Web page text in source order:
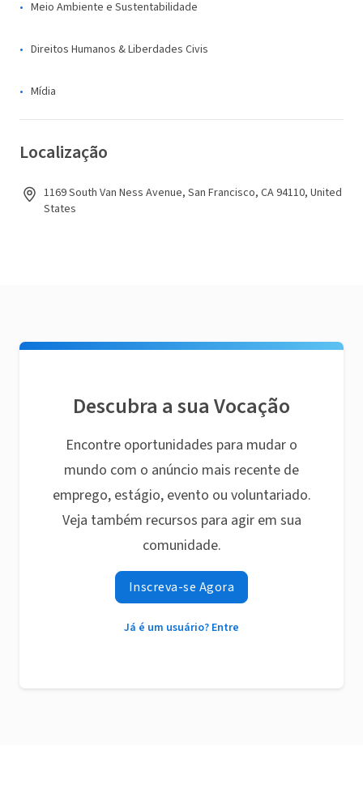
Meio Ambiente e Sustentabilidade
Direitos Humanos & Liberdades Civis
Mídia
Localização
1169 South Van Ness Avenue, San Francisco, CA 94110, United
States
Descubra a sua Vocação
Encontre oportunidades para mudar o
mundo com o anúncio mais recente de
emprego, estágio, evento ou voluntariado.
Veja também recursos para agir em sua
comunidade.
Inscreva-se Agora
Já é um usuário? Entre